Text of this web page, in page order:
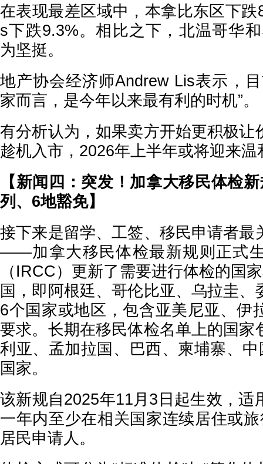
在表现最差区域中，本拿比东区下
s下跌9.3%。相比之下，北温哥华
为坚挺。
地产协会经济师Andrew Lis表示，
家而言，是今年以来最有利的时机”。
有分析认为，如果卖方开始更积极让
趁机入市，2026年上半年或将迎来温
【新闻四：突发！加拿大移民体检
列、6地豁免】
接下来是留学、工签、移民申请者最
——加拿大移民体检最新规则正式
（IRCC）更新了需要进行体检的国
国，即阿根廷、哥伦比亚、乌拉圭、
6个国家或地区，包含亚美尼亚、伊
要求。长期在移民体检名单上的国家
利亚、孟加拉国、巴西、柬埔寨、
国家。
该新规自2025年11月3日起生效，适
一年内至少在相关国家连续居住或
居民申请人。